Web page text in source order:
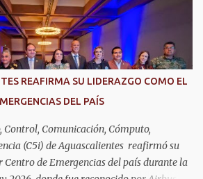
deterioro cognitivo y
"Nuestros adultos mayores
familias y merecen todo nuestro respeto,
por eso, en el DIF Estatal impulsamos
a cuidar su salud y a vivir esta etapa con
Para acceder al servicio, las y los
a la Dirección de Servi...
REAFIRMA SU LIDERAZGO COMO EL
DEL PAÍS
Control, Comunicación, Cómputo,
(C5i) de Aguascalientes reafirmó su
de Emergencias del país durante la